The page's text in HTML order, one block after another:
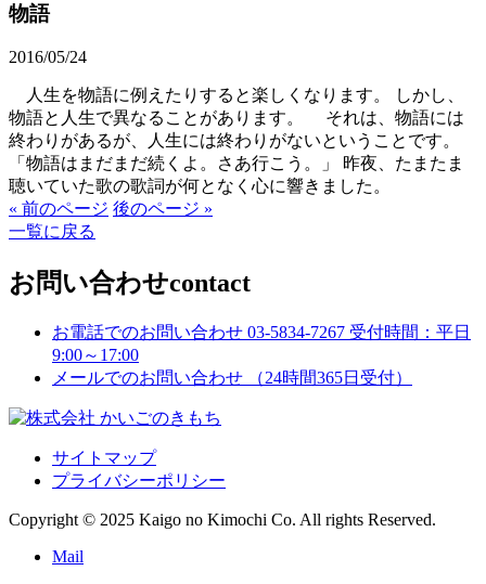
物語
2016/05/24
人生を物語に例えたりすると楽しくなります。 しかし、
物語と人生で異なることがあります。 それは、物語には
終わりがあるが、人生には終わりがないということです。
「物語はまだまだ続くよ。さあ行こう。」 昨夜、たまたま
聴いていた歌の歌詞が何となく心に響きました。
« 前のページ 後のページ »
一覧に戻る
お問い合わせcontact
お電話でのお問い合わせ 03-5834-7267 受付時間：平日
9:00～17:00
メールでのお問い合わせ
（24時間365日受付）
サイトマップ
プライバシーポリシー
Copyright © 2025 Kaigo no Kimochi Co. All rights Reserved.
Mail